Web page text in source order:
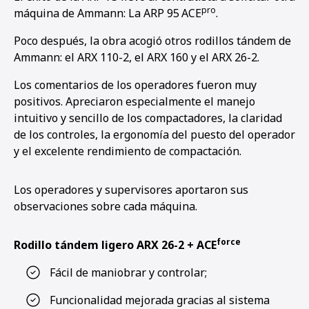
máquina de Ammann: La ARP 95ACEpro.
Poco después, la obra acogió otros rodillos tándem de
Ammann: el ARX 110-2, el ARX 160 y el ARX 26-2.
Los comentarios de los operadores fueron muy
positivos. Apreciaron especialmente el manejo
intuitivo y sencillo de los compactadores, la claridad
de los controles, la ergonomía del puesto del operador
y el excelente rendimiento de compactación.
Los operadores y supervisores aportaron sus
observaciones sobre cada máquina.
Rodillo tándem ligero ARX 26-2 + ACEforce
Fácil de maniobrar y controlar;
Funcionalidad mejorada gracias al sistema